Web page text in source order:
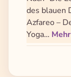
des blauen
Azfareo –
Yoga… Mehr